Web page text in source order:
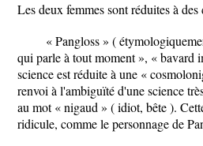
Les deux femmes sont réduites à
« Pangloss » (
qui parle à tout moment », « bavard
science est réduite à une «
renvoi à l'ambiguïté d'une science
au mot « nigaud » ( idiot, bête ).
ridicule, comme le personnage de